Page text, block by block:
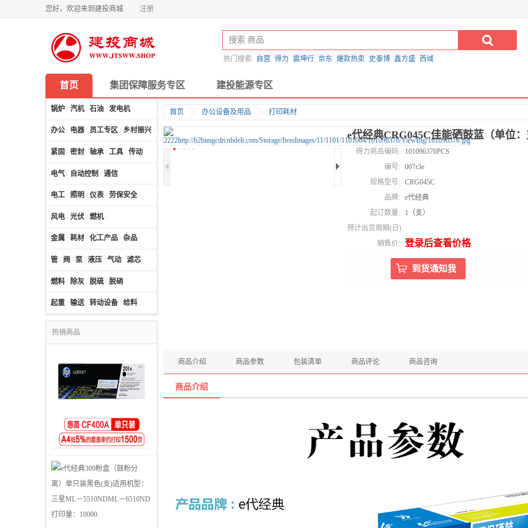
您好，欢迎来到建投商城 注册
热门搜索: 自营 得力 震坤行 京东 爆款热卖 史泰博 鑫方盛 西域
首页 集团保障服务专区 建投能源专区
锅炉 / 汽机/ 石油 / 发电机/
办公 / 电器 / 员工专区 / 乡村振兴 / 计算机及配件
紧固 / 密封 / 轴承 / 工具 / 传动
电气 / 自动控制 / 通信
电工 / 照明 / 仪表 / 劳保安全 /
风电 / 光伏 / 燃机/
金属 / 耗材 / 化工产品 / 杂品 /
管 / 阀 / 泵 / 液压 / 气动 / 滤芯
燃料 / 除灰 / 脱硫 / 脱硝 /
起重 / 输送/ 转动设备 / 给料 /
热销商品
首页 办公设备及用品 打印耗材
e代经典CRG045C佳能硒鼓蓝（单位
得力商品编码:
101096376PCS
编号:
007r3e
规格型号:
CRG045C
品牌:
e代经典
起订数量:
1（支）
预计出货周期(日):
销售价:
登录后查看价格
商品介绍 商品参数 包装清单 商品评论 商品咨询
商品介绍